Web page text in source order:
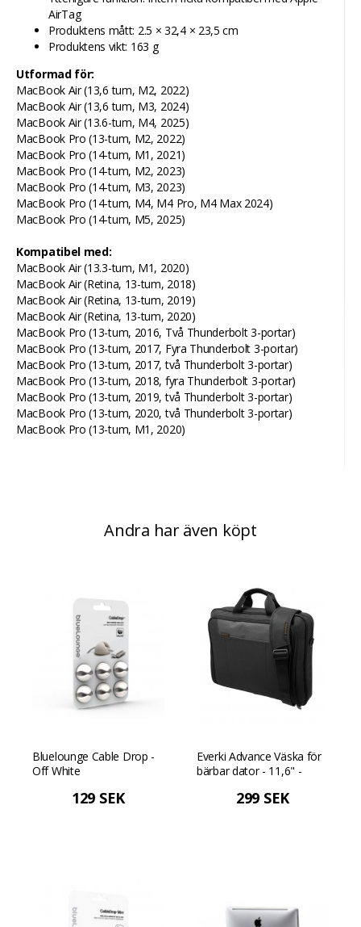
AirTag
Produktens mått: 2.5 × 32,4 × 23,5 cm
Produktens vikt: 163 g
Utformad för:
MacBook Air (13,6 tum, M2, 2022)
MacBook Air (13,6 tum, M3, 2024)
MacBook Air (13.6-tum, M4, 2025)
MacBook Pro (13-tum, M2, 2022)
MacBook Pro (14-tum, M1, 2021)
MacBook Pro (14-tum, M2, 2023)
MacBook Pro (14-tum, M3, 2023)
MacBook Pro (14-tum, M4, M4 Pro, M4 Max 2024)
MacBook Pro (14-tum, M5, 2025)
Kompatibel med:
MacBook Air (13.3-tum, M1, 2020)
MacBook Air (Retina, 13-tum, 2018)
MacBook Air (Retina, 13-tum, 2019)
MacBook Air (Retina, 13-tum, 2020)
MacBook Pro (13-tum, 2016, Två Thunderbolt 3-portar)
MacBook Pro (13-tum, 2017, Fyra Thunderbolt 3-portar)
MacBook Pro (13-tum, 2017, två Thunderbolt 3-portar)
MacBook Pro (13-tum, 2018, fyra Thunderbolt 3-portar)
MacBook Pro (13-tum, 2019, två Thunderbolt 3-portar)
MacBook Pro (13-tum, 2020, två Thunderbolt 3-portar)
MacBook Pro (13-tum, M1, 2020)
Andra har även köpt
Bluelounge Cable Drop -
Off White
129 SEK
Everki Advance Väska för
bärbar dator - 11,6" -
299 SEK